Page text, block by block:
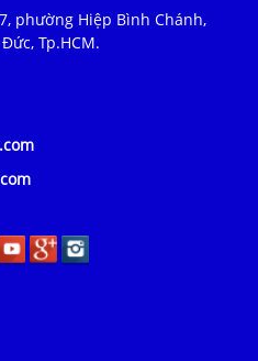
phường Hiệp Bình Chánh,
Tp.HCM.